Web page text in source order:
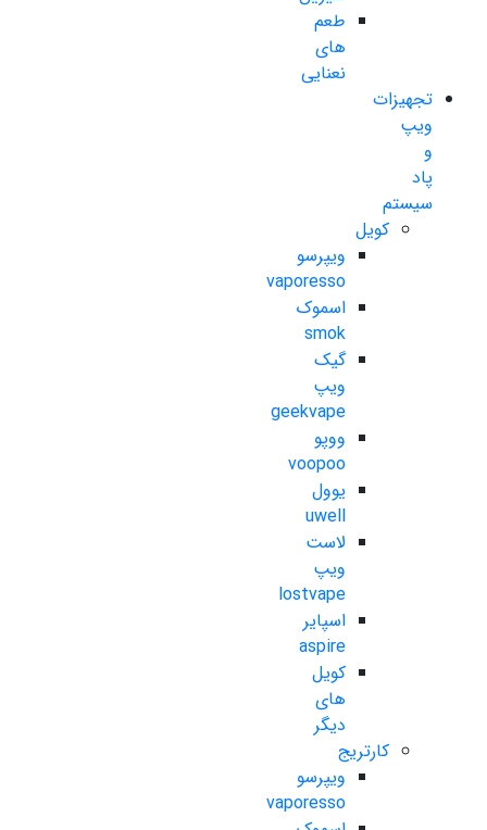
طعم
های
نعنایی
تجهیزات
ویپ
و
پاد
سیستم
کویل
ویپرسو
vaporesso
اسموک
smok
گیک
ویپ
geekvape
ووپو
voopoo
یوول
uwell
لاست
ویپ
lostvape
اسپایر
aspire
کویل
های
دیگر
کارتریج
ویپرسو
vaporesso